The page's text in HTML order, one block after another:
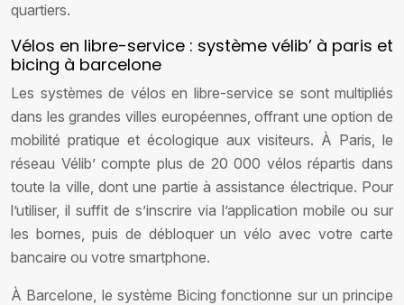
quartiers.
Vélos en libre-service : système vélib’ à paris et
bicing à barcelone
Les systèmes de vélos en libre-service se sont multipliés
dans les grandes villes européennes, offrant une option de
mobilité pratique et écologique aux visiteurs. À Paris, le
réseau Vélib’ compte plus de 20 000 vélos répartis dans
toute la ville, dont une partie à assistance électrique. Pour
l’utiliser, il suffit de s’inscrire via l’application mobile ou sur
les bornes, puis de débloquer un vélo avec votre carte
bancaire ou votre smartphone.
À Barcelone, le système Bicing fonctionne sur un principe